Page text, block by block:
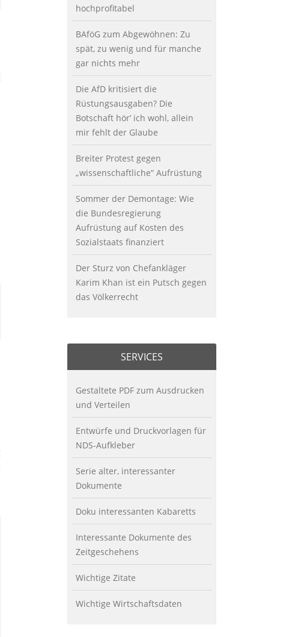
hochprofitabel
BAföG zum Abgewöhnen: Zu
spät, zu wenig und für manche
gar nichts mehr
Die AfD kritisiert die
Rüstungsausgaben? Die
Botschaft hör’ ich wohl, allein
mir fehlt der Glaube
Breiter Protest gegen
„wissenschaftliche“ Aufrüstung
Sommer der Demontage: Wie
die Bundesregierung
Aufrüstung auf Kosten des
Sozialstaats finanziert
Der Sturz von Chefankläger
Karim Khan ist ein Putsch gegen
das Völkerrecht
SERVICES
Gestaltete PDF zum Ausdrucken
und Verteilen
Entwürfe und Druckvorlagen für
NDS-Aufkleber
Serie alter, interessanter
Dokumente
Doku interessanten Kabaretts
Interessante Dokumente des
Zeitgeschehens
Wichtige Zitate
Wichtige Wirtschaftsdaten